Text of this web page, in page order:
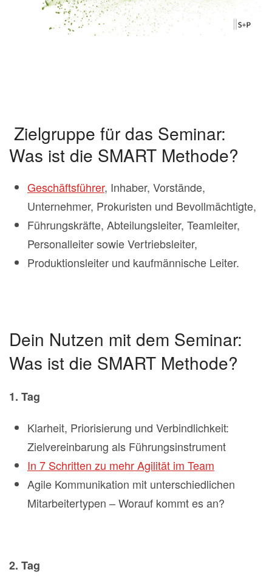
Zielgruppe für das Seminar:
Was ist die SMART Methode?
Geschäftsführer, Inhaber, Vorstände,
Unternehmer, Prokuristen und Bevollmächtigte,
Führungskräfte, Abteilungsleiter, Teamleiter,
Personalleiter sowie Vertriebsleiter,
Produktionsleiter und kaufmännische Leiter.
Dein Nutzen mit dem Seminar:
Was ist die SMART Methode?
1. Tag
Klarheit, Priorisierung und Verbindlichkeit:
Zielvereinbarung als Führungsinstrument
In 7 Schritten zu mehr Agilität im Team
Agile Kommunikation mit unterschiedlichen
Mitarbeitertypen – Worauf kommt es an?
2. Tag